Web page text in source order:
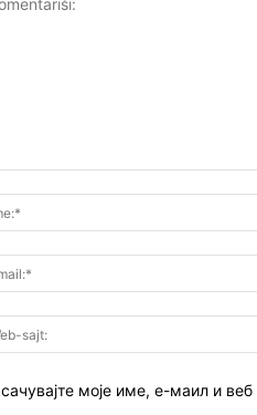
сачувајте моје име, е-маил и